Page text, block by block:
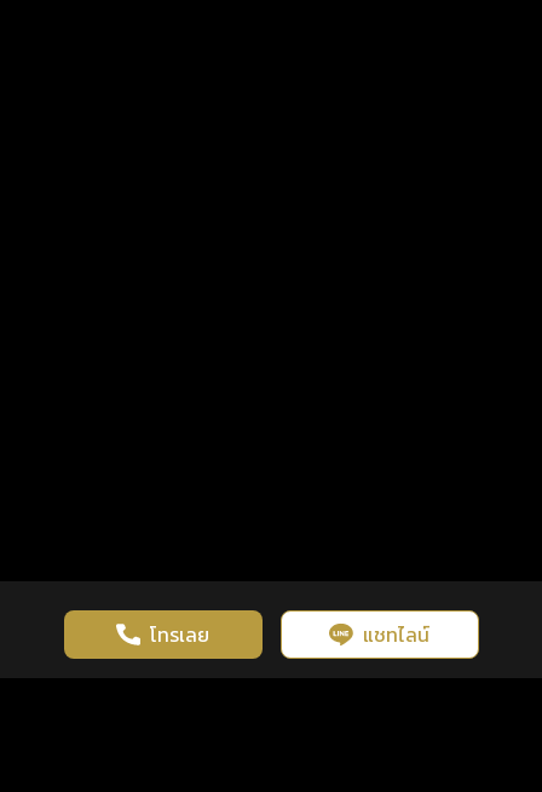
โทรเลย แชทไลน์
เว็บไซต์นี้มีการใช้งานคุกกี้ เพื่อเพิ่มประสิทธิภาพและประสบการณ์ที่ดี
ในการใช้งานเว็บไซต์ นโยบายความเป็นส่วนตัว
รู้ก่อน พร้อมกว่า ทุกจังหวะชีวิต คลิกดูดวงฟรี